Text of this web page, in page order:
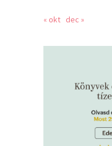
« okt dec »